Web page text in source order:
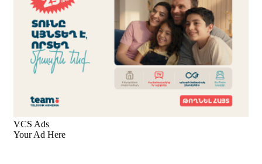
3 ժամ առաջ
Ամենայն Հայոց Կաթողիկոսը և
եպիսկոպոսները մասնակցելու են դատական
առաջին նիստին
3 ժամ առաջ
տոկոս վճարը. Reuters